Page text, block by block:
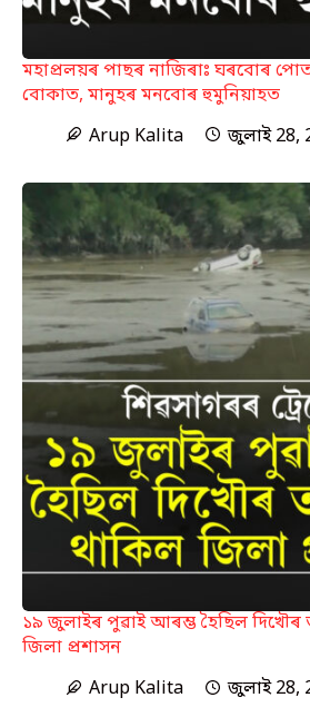
মহাপ্ৰলয়ৰ পাছৰ নাজিৰাঃ ঘৰবোৰ
বোকাত, মানুহৰ মনবোৰ হুমুনিয়াহত
Arup Kalita
জুলাই 28,
১৯ জুলাইৰ পুৱাই আৰম্ভ হৈছিল দিখৌৰ
জিলা প্ৰশাসন
Arup Kalita
জুলাই 28,